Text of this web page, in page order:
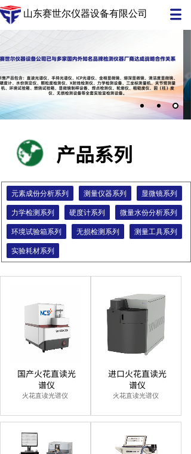
元素成份分析系列 测量仪器系列 显微镜系列
力学检测系列 硬度计系列 微量水份分析系列
环境试验箱系列 无损检测系列 测量工具系列
实验耗材系列
产品系列
国产火花直读光
谱仪
火花直读光谱仪
进口火花直读光
谱仪
火花直读光谱仪
山东赛世尔仪器设备有限公司